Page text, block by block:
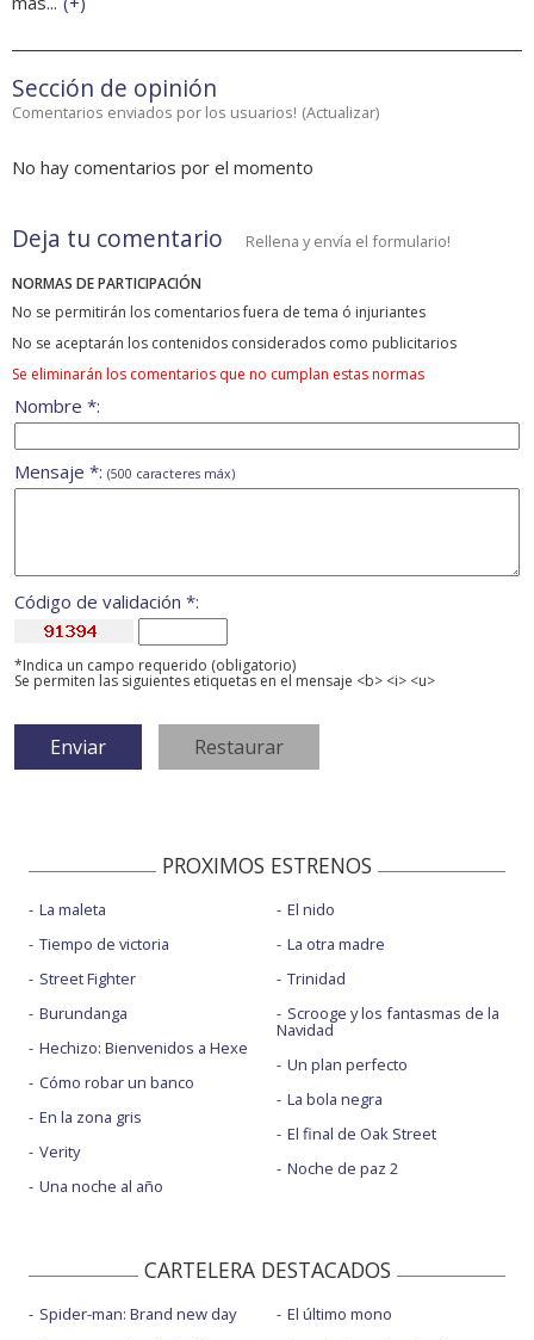
Sección de opinión
Comentarios enviados por los usuarios! (Actualizar)
No hay comentarios por el momento
Deja tu comentario Rellena y envía el formulario!
NORMAS DE PARTICIPACIÓN
No se permitirán los comentarios fuera de tema ó injuriantes
No se aceptarán los contenidos considerados como publicitarios
Se eliminarán los comentarios que no cumplan estas normas
Nombre *:
Mensaje *: (500 caracteres máx)
Código de validación *:
*Indica un campo requerido (obligatorio)
Se permiten las siguientes etiquetas en el mensaje <b> <i> <u>
PROXIMOS ESTRENOS
La maleta
Tiempo de victoria
Street Fighter
Burundanga
Hechizo: Bienvenidos a Hexe
Cómo robar un banco
En la zona gris
Verity
Una noche al año
El nido
La otra madre
Trinidad
Scrooge y los fantasmas de la
Navidad
Un plan perfecto
La bola negra
El final de Oak Street
Noche de paz 2
CARTELERA DESTACADOS
Spider-man: Brand new day
El último mono